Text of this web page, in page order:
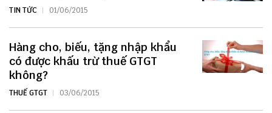
TIN TỨC 01/06/2015
Hàng cho, biếu, tặng nhập khẩu
có được khấu trừ thuế GTGT
không?
THUẾ GTGT 03/06/2015